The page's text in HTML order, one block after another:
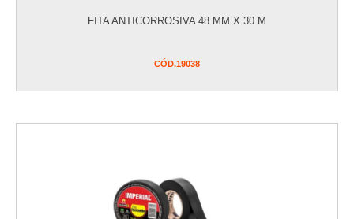
FITA ANTICORROSIVA 48 MM X 30 M
CÓD.19038